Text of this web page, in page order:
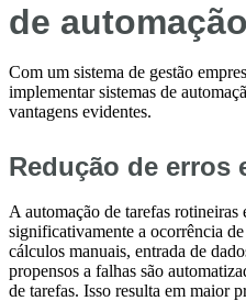
de
Com um sistema de gestão
implementar sistemas de
vantagens evidentes.
Redução de erros
A automação de tarefas rotineiras
significativamente a ocorrência
cálculos manuais, entrada de
propensos a falhas são
de tarefas. Isso resulta em maior